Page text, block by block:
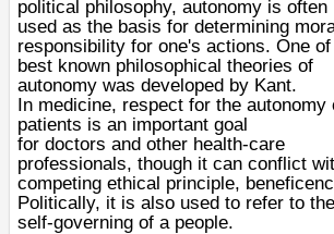
political philosophy, autonomy is often
used as the basis for determining
responsibility for one's actions. One
best known philosophical theories of
autonomy was developed by Kant.
In medicine, respect for the autonomy
patients is an important goal
for doctors and other health-care
professionals, though it can conflict
competing ethical principle,
Politically, it is also used to refer to the
self-governing of a people.